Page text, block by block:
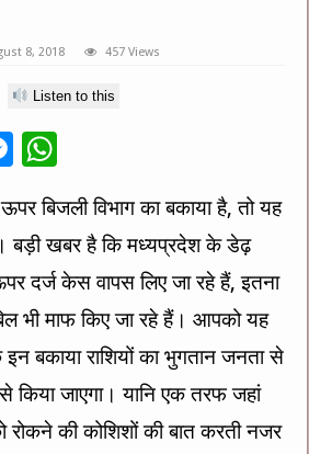
8, 2018 457 Views
Listen to this
M
se
n
g
er
at
sA
p
p
बिजली विभाग का बकाया है, तो यह
बड़ी खबर है कि मध्यप्रदेश के डेढ़
दर्ज केस वापस लिए जा रहे हैं, इतना
भी माफ किए जा रहे हैं। आपको यह
इन बकाया राशियों का भुगतान जनता से
जाएगा। यानि एक तरफ जहां
रोकने की कोशिशों की बात करती नजर